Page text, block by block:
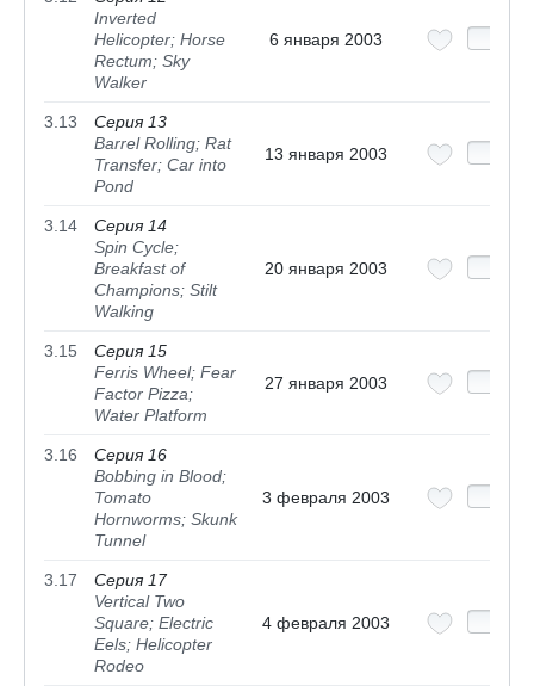
Inverted
Helicopter; Horse
Rectum; Sky
Walker
6 января 2003
3.13
Серия 13
Barrel Rolling; Rat
Transfer; Car into
Pond
13 января 2003
3.14
Серия 14
Spin Cycle;
Breakfast of
Champions; Stilt
Walking
20 января 2003
3.15
Серия 15
Ferris Wheel; Fear
Factor Pizza;
Water Platform
27 января 2003
3.16
Серия 16
Bobbing in Blood;
Tomato
Hornworms; Skunk
Tunnel
3 февраля 2003
3.17
Серия 17
Vertical Two
Square; Electric
Eels; Helicopter
Rodeo
4 февраля 2003